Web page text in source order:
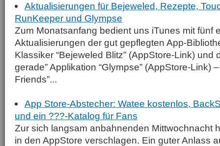
Aktualisierungen für Bejeweled, Rezepte,
RunKeeper und Glympse
Zum Monatsanfang bedient uns iTunes mit fünf
Aktualisierungen der gut gepflegten App-
Klassiker “Bejeweled Blitz” (AppStore-Link) und
gerade” Applikation “Glympse” (AppStore-Link)
Friends”...
App Store-Abstecher: Watee kostenlos,
und ein ???-Katalog für Fans
Zur sich langsam anbahnenden Mittwochnacht
in den AppStore verschlagen. Ein guter Anlass